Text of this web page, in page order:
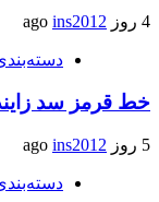
4 روز ago ins2012
خط قرمز سد زاینده‌رود، ۲۳۶
5 روز ago ins2012